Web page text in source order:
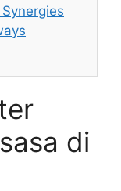
di